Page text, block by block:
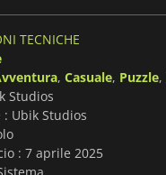
TECNICHE
, Casuale, Puzzle,
Studios
Ubik Studios
: 7 aprile 2025